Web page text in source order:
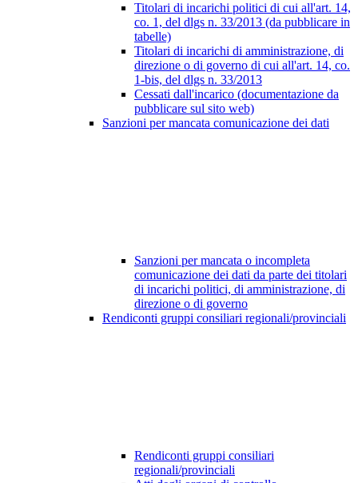
Titolari di incarichi politici di cui all'art. 14,
co. 1, del dlgs n. 33/2013 (da pubblicare in
tabelle)
Titolari di incarichi di amministrazione, di
direzione o di governo di cui all'art. 14, co.
1-bis, del dlgs n. 33/2013
Cessati dall'incarico (documentazione da
pubblicare sul sito web)
Sanzioni per mancata comunicazione dei dati
Sanzioni per mancata o incompleta
comunicazione dei dati da parte dei titolari
di incarichi politici, di amministrazione, di
direzione o di governo
Rendiconti gruppi consiliari regionali/provinciali
Rendiconti gruppi consiliari
regionali/provinciali